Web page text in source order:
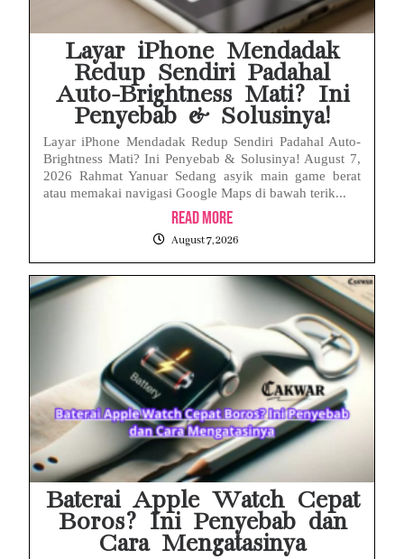
Layar iPhone Mendadak
Redup Sendiri Padahal
Auto-Brightness Mati? Ini
Penyebab & Solusinya!
Layar iPhone Mendadak Redup Sendiri Padahal Auto-
Brightness Mati? Ini Penyebab & Solusinya! August 7,
2026 Rahmat Yanuar Sedang asyik main game berat
atau memakai navigasi Google Maps di bawah terik...
Read More
August 7, 2026
Baterai Apple Watch Cepat
Boros? Ini Penyebab dan
Cara Mengatasinya